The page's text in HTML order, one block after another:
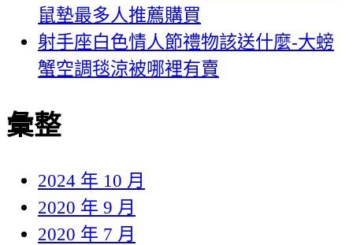
鼠墊最多人推薦購買
射手座白色情人節禮物該送什麼-大螃
蟹空調毯涼被哪裡有賣
彙整
2024 年 10 月
2020 年 9 月
2020 年 7 月